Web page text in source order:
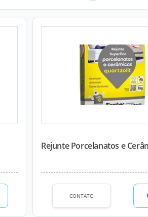
Rejunte Porcelanatos e
CONTATO